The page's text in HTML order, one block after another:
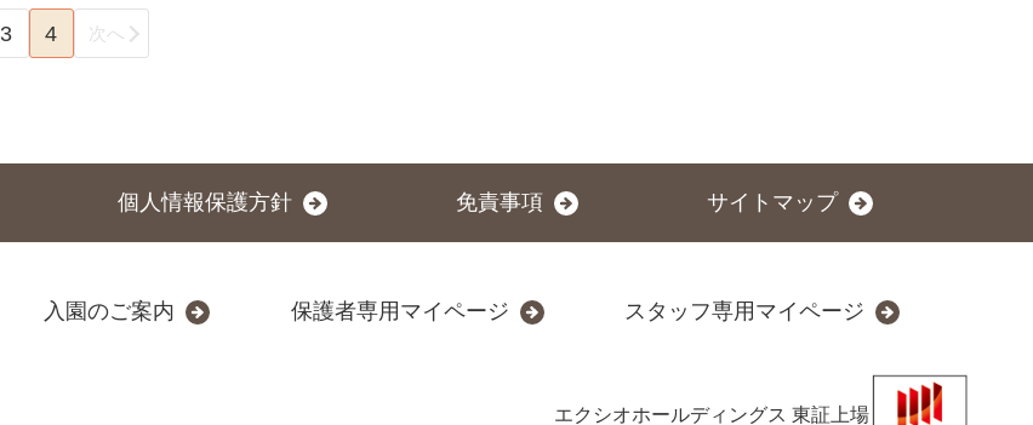
3 4 次へ
個人情報保護方針 免責事項 サイトマップ
入園のご案内 保護者専用マイページ スタッフ専用マイページ
エクシオホールディングス 東証上場